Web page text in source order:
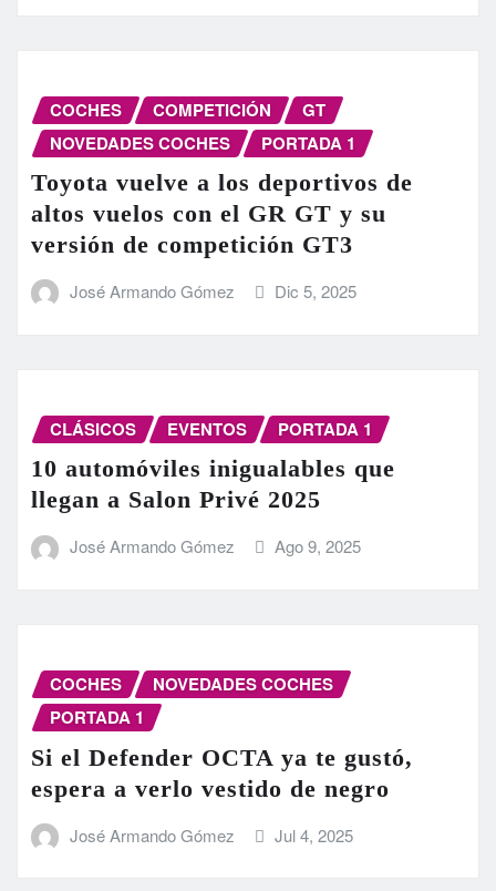
COCHES COMPETICIÓN
GT
NOVEDADES COCHES
PORTADA 1
Toyota vuelve a los deportivos de
altos vuelos con el GR GT y su
versión de competición GT3
José Armando Gómez Dic 5, 2025
CLÁSICOS EVENTOS PORTADA 1
10 automóviles inigualables que
llegan a Salon Privé 2025
José Armando Gómez Ago 9, 2025
COCHES
NOVEDADES COCHES
PORTADA 1
Si el Defender OCTA ya te gustó,
espera a verlo vestido de negro
José Armando Gómez Jul 4, 2025